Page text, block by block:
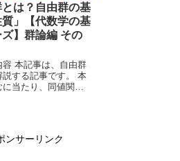
とは？自由群の基
」【代数学の基
】群論編 その
自由群
する記事です。 本
に当たり、同値関
ンサーリンク